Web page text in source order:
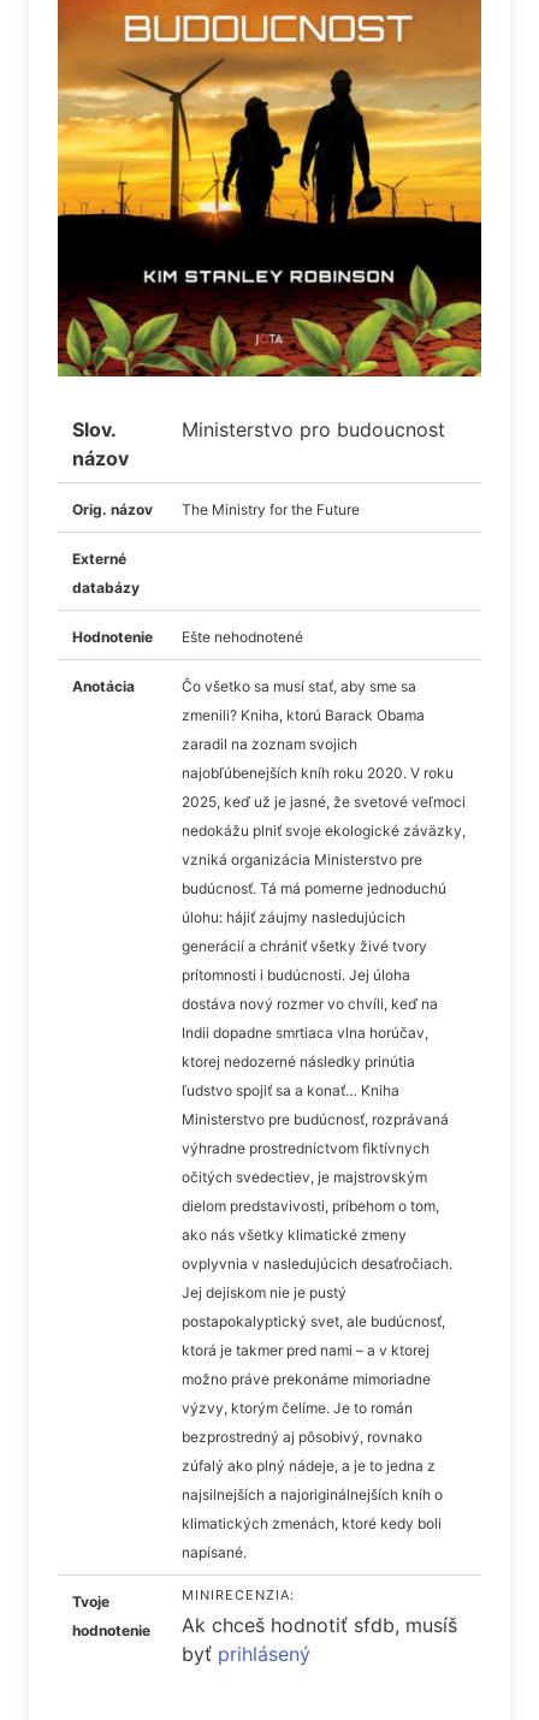
Slov.
názov
Ministerstvo pro budoucnost
Orig. názov The Ministry for the Future
Externé
databázy
Hodnotenie Ešte nehodnotené
Anotácia
Čo všetko sa musí stať, aby sme sa
zmenili? Kniha, ktorú Barack Obama
zaradil na zoznam svojich
najobľúbenejších kníh roku 2020. V roku
2025, keď už je jasné, že svetové veľmoci
nedokážu plniť svoje ekologické záväzky,
vzniká organizácia Ministerstvo pre
budúcnosť. Tá má pomerne jednoduchú
úlohu: hájiť záujmy nasledujúcich
generácií a chrániť všetky živé tvory
prítomnosti i budúcnosti. Jej úloha
dostáva nový rozmer vo chvíli, keď na
Indii dopadne smrtiaca vlna horúčav,
ktorej nedozerné následky prinútia
ľudstvo spojiť sa a konať… Kniha
Ministerstvo pre budúcnosť, rozprávaná
výhradne prostredníctvom fiktívnych
očitých svedectiev, je majstrovským
dielom predstavivosti, príbehom o tom,
ako nás všetky klimatické zmeny
ovplyvnia v nasledujúcich desaťročiach.
Jej dejiskom nie je pustý
postapokalyptický svet, ale budúcnosť,
ktorá je takmer pred nami – a v ktorej
možno práve prekonáme mimoriadne
výzvy, ktorým čelíme. Je to román
bezprostredný aj pôsobivý, rovnako
zúfalý ako plný nádeje, a je to jedna z
najsilnejších a najoriginálnejších kníh o
klimatických zmenách, ktoré kedy boli
napísané.
Tvoje
hodnotenie
MINIRECENZIA:
Ak chceš hodnotiť sfdb, musíš
byť prihlásený